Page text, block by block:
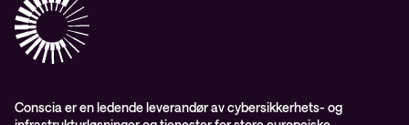
Conscia Education Services
Conscia er en ledende leverandør av cybersikkerhets- og